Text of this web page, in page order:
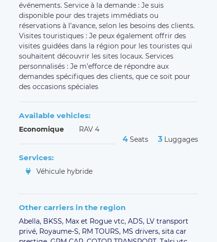
événements. Service à la demande : Je suis
disponible pour des trajets immédiats ou
réservations à l’avance, selon les besoins des clients.
Visites touristiques : Je peux également offrir des
visites guidées dans la région pour les touristes qui
souhaitent découvrir les sites locaux. Services
personnalisés : Je m’efforce de répondre aux
demandes spécifiques des clients, que ce soit pour
des occasions spéciales
Available vehicles:
Economique RAV 4
4 Seats 3 Luggages
Services:
Véhicule hybride
Other carriers in the region
Abella, BKSS, Max et Rogue vtc, ADS, LV transport
privé, Royaume-S, RM TOURS, MS drivers, sita car